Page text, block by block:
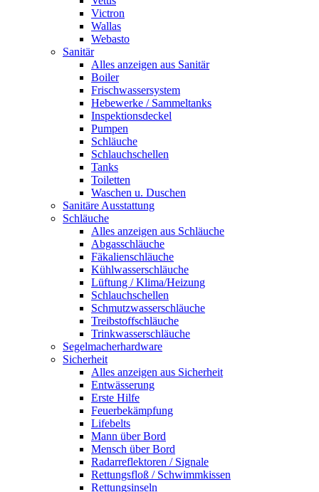
Victron
Wallas
Webasto
Sanitär
Alles anzeigen aus Sanitär
Boiler
Frischwassersystem
Hebewerke / Sammeltanks
Inspektionsdeckel
Pumpen
Schläuche
Schlauchschellen
Tanks
Toiletten
Waschen u. Duschen
Sanitäre Ausstattung
Schläuche
Alles anzeigen aus Schläuche
Abgasschläuche
Fäkalienschläuche
Kühlwasserschläuche
Lüftung / Klima/Heizung
Schlauchschellen
Schmutzwasserschläuche
Treibstoffschläuche
Trinkwasserschläuche
Segelmacherhardware
Sicherheit
Alles anzeigen aus Sicherheit
Entwässerung
Erste Hilfe
Feuerbekämpfung
Lifebelts
Mann über Bord
Mensch über Bord
Radarreflektoren / Signale
Rettungsfloß / Schwimmkissen
Rettungsinseln